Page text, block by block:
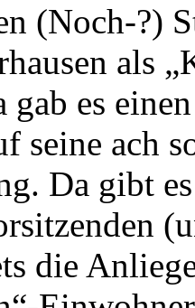
(Noch-?)
als
gab es
seine ach
Da gibt
die